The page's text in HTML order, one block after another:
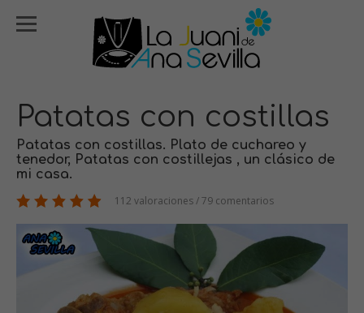
Patatas con costillas
Patatas con costillas. Plato de cuchareo y
tenedor, Patatas con costillejas , un clásico de
mi casa.
112 valoraciones / 79 comentarios